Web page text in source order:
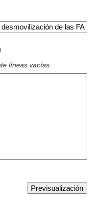
líneas vacías.